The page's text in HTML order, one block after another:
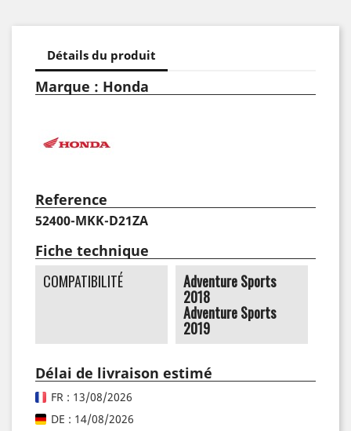
Détails du produit
Marque : Honda
Reference
52400-MKK-D21ZA
Fiche technique
COMPATIBILITÉ Adventure Sports
2018
Adventure Sports
2019
Délai de livraison estimé
FR : 13/08/2026
DE : 14/08/2026